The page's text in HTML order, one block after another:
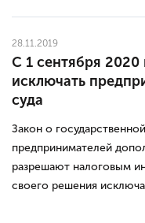
28.11.2019
С 1 сентября 2020
исключать
суда
Закон о
предпринимателей
разрешают налоговым
своего решения